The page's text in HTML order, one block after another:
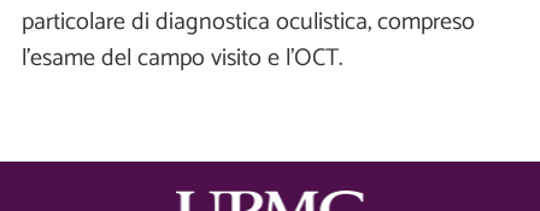
particolare di diagnostica oculistica, compreso
l’esame del campo visito e l’OCT.